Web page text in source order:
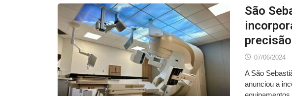
São
07/06/2024
A São
anunciou a